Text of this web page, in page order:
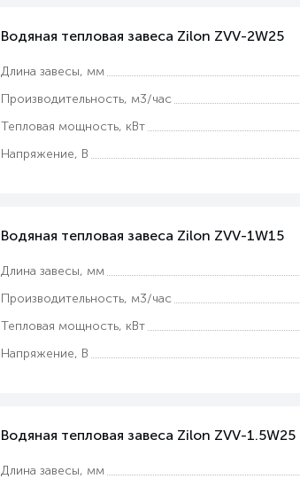
Водяная тепловая завеса Zilon ZVV-2W25
Длина завесы, мм
Производительность, м3/час
Тепловая мощность, кВт
Напряжение, В
Водяная тепловая завеса Zilon ZVV-1W15
Длина завесы, мм
Производительность, м3/час
Тепловая мощность, кВт
Напряжение, В
Водяная тепловая завеса Zilon ZVV-1.5W25
Длина завесы, мм